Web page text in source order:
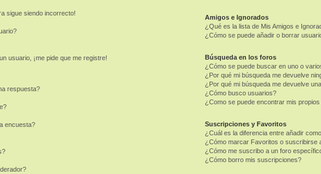
sigue siendo incorrecto!
usuario, ¡me pide que me registre!
respuesta?
encuesta?
Amigos e Ignorados
¿Qué es la lista de Mis Amigos e
¿Cómo se puede añadir o borrar
Búsqueda en los foros
¿Cómo se puede buscar en uno o
¿Por qué mi búsqueda me devuelve
¿Por qué mi búsqueda me devuelve
¿Cómo busco usuarios?
¿Como se puede encontrar mis
Suscripciones y Favoritos
¿Cuál es la diferencia entre añadir
¿Cómo marcar Favoritos o suscribirse
¿Cómo me suscribo a un foro
¿Cómo borro mis suscripciones?